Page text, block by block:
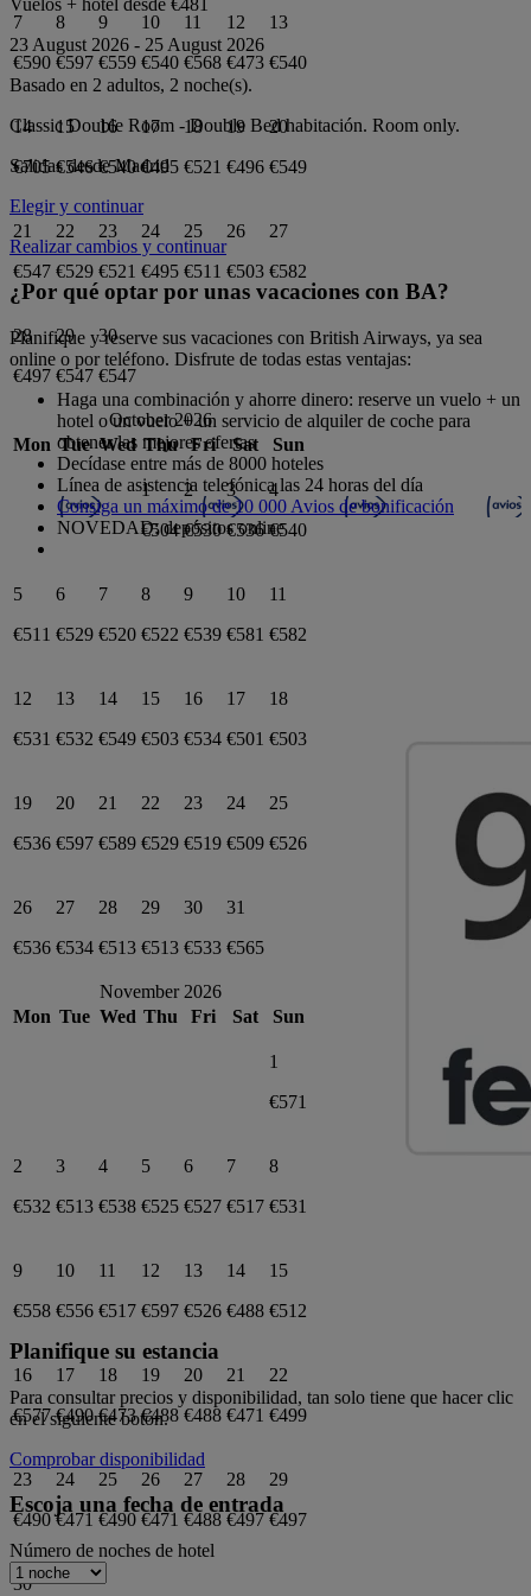
7
€590
8
€597
9
€559
10
€540
11
€568
12
€473
13
€540
14
€705
15
€546
16
€540
17
€495
18
€521
19
€496
20
€549
21
€547
22
€529
23
€521
24
€495
25
€511
26
€503
27
€582
28
€497
29
€547
30
€547
October 2026
Mon Tue Wed Thu Fri Sat Sun
1
€504
2
€530
3
€536
4
€540
5
€511
6
€529
7
€520
8
€522
9
€539
10
€581
11
€582
12
€531
13
€532
14
€549
15
€503
16
€534
17
€501
18
€503
19
€536
20
€597
21
€589
22
€529
23
€519
24
€509
25
€526
26
€536
27
€534
28
€513
29
€513
30
€533
31
€565
November 2026
Mon Tue Wed Thu Fri Sat Sun
1
€571
2
€532
3
€513
4
€538
5
€525
6
€527
7
€517
8
€531
9
€558
10
€556
11
€517
12
€597
13
€526
14
€488
15
€512
16
€577
17
€490
18
€473
19
€488
20
€488
21
€471
22
€499
23
€490
24
€471
25
€490
26
€471
27
€488
28
€497
29
€497
30
23 August 2026 - 25 August 2026
Basado en 2 adultos, 2 noche(s).
Classic Double Room - Double Bedhabitación. Room only.
Salidas desdeMadrid
Elegir y continuar
Realizar cambios y continuar
¿Por qué optar por unas vacaciones con BA?
Planifique y reserve sus vacaciones con British Airways, ya sea
online o por teléfono. Disfrute de todas estas ventajas:
Haga una combinación y ahorre dinero: reserve un vuelo + un
hotel o un vuelo + un servicio de alquiler de coche para
obtener las mejores ofertas
Decídase entre más de 8000 hoteles
Línea de asistencia telefónica las 24 horas del día
Consiga un máximo de 10 000 Avios de bonificación
NOVEDAD: depósitos online
Planifique su estancia
Para consultar precios y disponibilidad, tan solo tiene que hacer clic
en el siguiente botón.
Comprobar disponibilidad
Escoja una fecha de entrada
Número de noches de hotel